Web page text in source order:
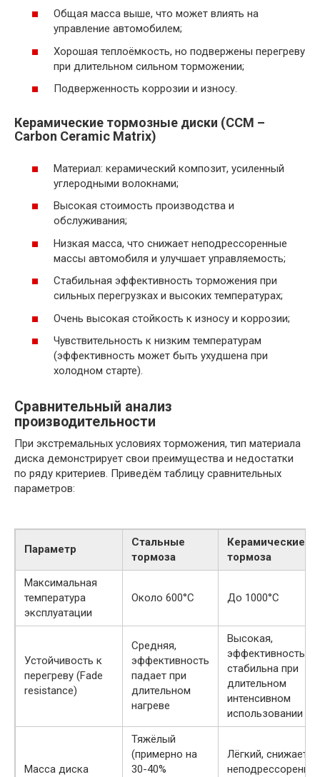
Общая масса выше, что может влиять на
управление автомобилем;
Хорошая теплоёмкость, но подвержены перегреву
при длительном сильном торможении;
Подверженность коррозии и износу.
Керамические тормозные диски (CCM –
Carbon Ceramic Matrix)
Материал: керамический композит, усиленный
углеродными волокнами;
Высокая стоимость производства и
обслуживания;
Низкая масса, что снижает неподрессоренные
массы автомобиля и улучшает управляемость;
Стабильная эффективность торможения при
сильных перегрузках и высоких температурах;
Очень высокая стойкость к износу и коррозии;
Чувствительность к низким температурам
(эффективность может быть ухудшена при
холодном старте).
Сравнительный анализ
производительности
При экстремальных условиях торможения, тип материала
диска демонстрирует свои преимущества и недостатки
по ряду критериев. Приведём таблицу сравнительных
параметров:
Параметр
Стальные
тормоза
Керамические
тормоза
Максимальная
температура
эксплуатации
Около 600°C До 1000°C
Устойчивость к
перегреву (Fade
resistance)
Средняя,
эффективность
падает при
длительном
нагреве
Высокая,
эффективность
стабильна при
длительном
интенсивном
использовании
Масса диска
Тяжёлый
(примерно на
30-40%
Лёгкий, снижает